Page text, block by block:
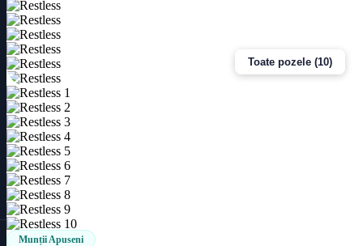
Toate pozele (10)
Munții Apuseni